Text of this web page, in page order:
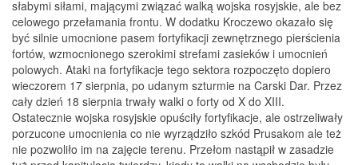
słabymi siłami, mającymi związać walką wojska rosyjskie, ale bez
celowego przełamania frontu. W dodatku Kroczewo okazało się
być silnie umocnione pasem fortyfikacji zewnętrznego pierścienia
fortów, wzmocnionego szerokimi strefami zasieków i umocnień
polowych. Ataki na fortyfikacje tego sektora rozpoczęto dopiero
wieczorem 17 sierpnia, po udanym szturmie na Carski Dar. Przez
cały dzień 18 sierpnia trwały walki o forty od X do XIII.
Ostatecznie wojska rosyjskie opuściły fortyfikacje, ale ostrzeliwały
porzucone umocnienia co nie wyrządziło szkód Prusakom ale też
nie pozwoliło im na zajęcie terenu. Przełom nastąpił w zasadzie